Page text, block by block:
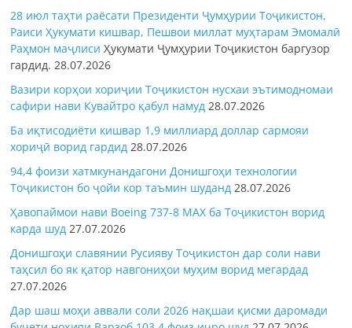
28 июл таҳти раёсати Президенти Ҷумҳурии Тоҷикистон,
Раиси Ҳукумати кишвар, Пешвои миллат муҳтарам Эмомалӣ
Раҳмон маҷлисиҲукумати Ҷумҳурии Тоҷикистон баргузор
гардид.28.07.2026
Вазири корҳои хориҷии Тоҷикистон нусхаи эътимодномаи
сафири нави Кувайтро қабул намуд 28.07.2026
Ба иқтисодиёти кишвар 1,9 миллиард доллар сармояи
хориҷӣ ворид гардид 28.07.2026
94,4 фоизи хатмкунандагони Донишгоҳи технологии
Тоҷикистон бо ҷойи кор таъмин шуданд 28.07.2026
Ҳавопаймои нави Boeing 737-8 MAX ба Тоҷикистон ворид
карда шуд 27.07.2026
Донишгоҳи славянии Русияву Тоҷикистон дар соли нави
таҳсил бо як қатор навгониҳои муҳим ворид мегардад
27.07.2026
Дар шаш моҳи аввали соли 2026 нақшаи қисми даромади